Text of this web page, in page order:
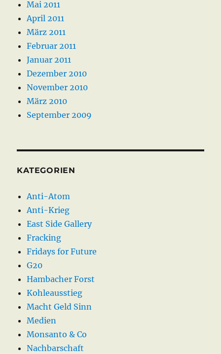
Mai 2011
April 2011
März 2011
Februar 2011
Januar 2011
Dezember 2010
November 2010
März 2010
September 2009
KATEGORIEN
Anti-Atom
Anti-Krieg
East Side Gallery
Fracking
Fridays for Future
G20
Hambacher Forst
Kohleausstieg
Macht Geld Sinn
Medien
Monsanto & Co
Nachbarschaft